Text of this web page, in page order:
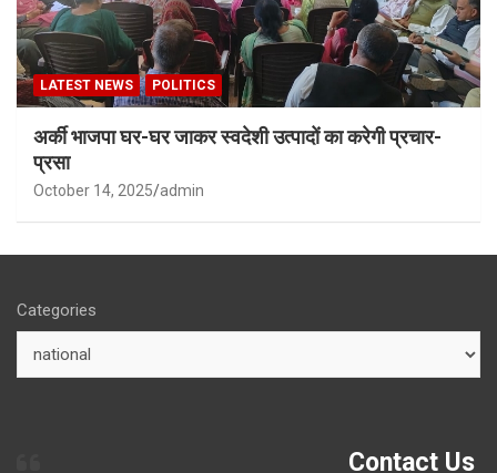
LATEST NEWS POLITICS
अर्की भाजपा घर-घर जाकर स्वदेशी उत्पादों का करेगी प्रचार-
प्रसा
October 14, 2025 admin
Categories
Contact Us